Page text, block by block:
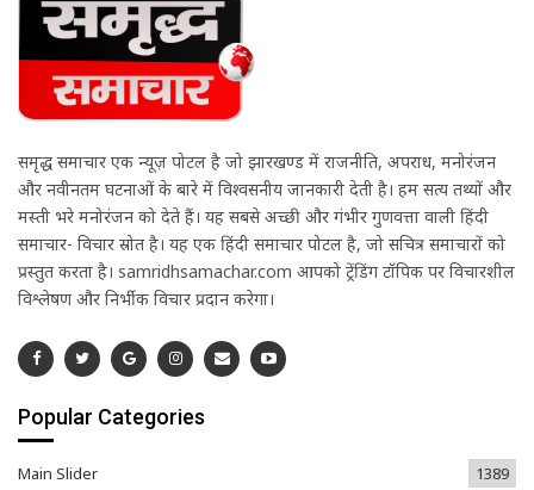
समृद्ध समाचार एक न्यूज़ पोर्टल है जो झारखण्ड में राजनीति, अपराध, मनोरंजन
और नवीनतम घटनाओं के बारे में विश्वसनीय जानकारी देती है। हम सत्य तथ्यों और
मस्ती भरे मनोरंजन को देते हैं। यह सबसे अच्छी और गंभीर गुणवत्ता वाली हिंदी
समाचार- विचार स्रोत है। यह एक हिंदी समाचार पोर्टल है, जो सचित्र समाचारों को
प्रस्तुत करता है। samridhsamachar.com आपको ट्रेंडिंग टॉपिक पर विचारशील
विश्लेषण और निर्भीक विचार प्रदान करेगा।
Popular Categories
Main Slider 1389